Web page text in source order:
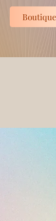
Boutique